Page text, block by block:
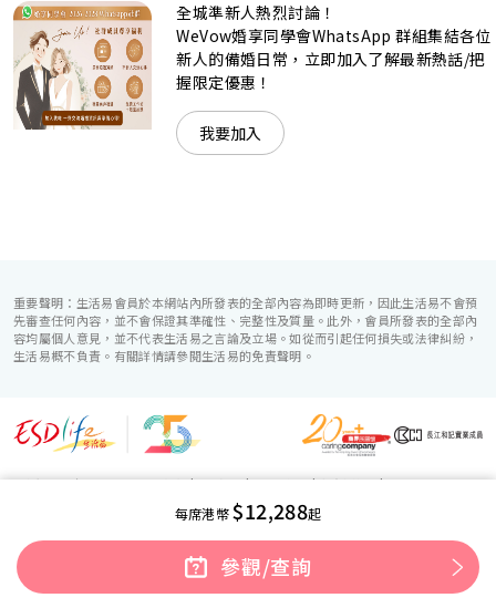
準新人的個性及預算﹔保證為您打造夢寐以求的特別日子，令
賓客永誌難忘！
全城準新人熱烈討論！
WeVow婚享同學會WhatsApp 群組集結各位
新人的備婚日常，立即加入了解最新熱話/把
握限定優惠！
我要加入
每席港幣$12,288起
參觀/查詢
重要聲明：生活易會員於本網站內所發表的全部內容為即時更新，因此生活易不會預
先審查任何內容，並不會保證其準確性、完整性及質量。此外，會員所發表的全部內
容均屬個人意見，並不代表生活易之言論及立場。如從而引起任何損失或法律糾紛，
生活易概不負責。有關詳情請參閱生活易的免責聲明。
生活易服務範圍 ：電子商貿|IT 方案|廣告宣傳|新婚導航|
© ESD Services Limited 2000-2026